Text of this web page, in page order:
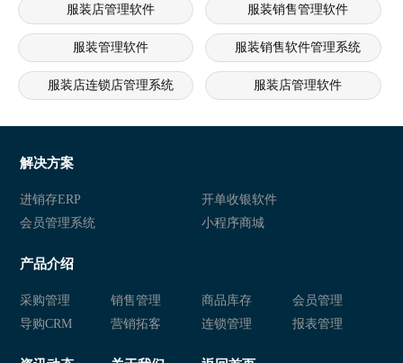
服装店管理软件 服装销售管理软件
服装管理软件 服装销售软件管理系统
服装店连锁店管理系统 服装店管理软件
服装管理软件 服装销售软件管理系统
服装店连锁店管理系统
服装销售软件管理系统 服装店连锁店管理系统
服装店连锁店管理系统
解决方案
进销存ERP
开单收银软件
会员管理系统
小程序商城
产品介绍
采购管理 销售管理 商品库存
会员管理
导购CRM
营销拓客 连锁管理 报表管理